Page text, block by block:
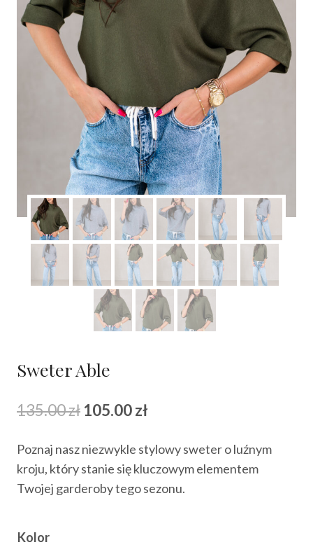
Sweter Able
135.00zł Pierwotna
wynosiła:
135.00 zł.
105.00zł
wynosi:
105.00 zł.
Poznaj nasz niezwykle stylowy sweter o luźnym
kroju, który stanie się kluczowym elementem
Twojej garderoby tego sezonu.
Kolor